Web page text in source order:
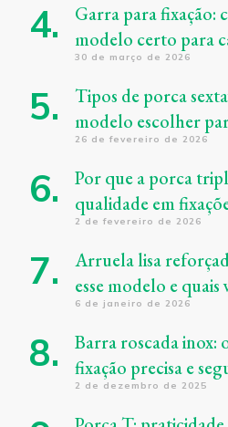
Garra para fixação:
modelo certo para
30 de março de 2026
Tipos de porca
modelo escolher
26 de fevereiro de 2026
Por que a porca
qualidade em
2 de fevereiro de 2026
Arruela lisa
esse modelo e
6 de janeiro de 2026
Barra roscada inox:
fixação precisa e
2 de dezembro de 2025